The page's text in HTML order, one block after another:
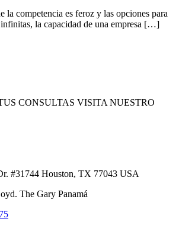
la competencia es feroz y las opciones para
la capacidad de una empresa […]
CONSULTAS VISITA NUESTRO
#31744 Houston, TX 77043 USA
The Gary Panamá